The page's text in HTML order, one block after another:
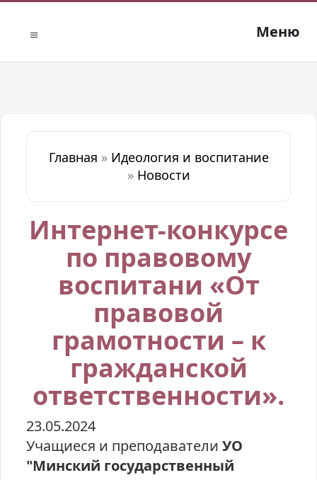
Меню
Главная » Идеология и воспитание
» Новости
Интернет-конкурсе
по правовому
воспитани «От
правовой
грамотности – к
гражданской
ответственности».
23.05.2024
Учащиеся и преподаватели УО
"Минский государственный